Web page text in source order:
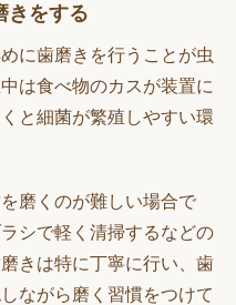
きをする
に歯磨きを行うことが虫
は食べ物のカスが装置に
と細菌が繁殖しやすい環
磨くのが難しい場合で
シで軽く清掃するなどの
きは特に丁寧に行い、歯
ながら磨く習慣をつけて